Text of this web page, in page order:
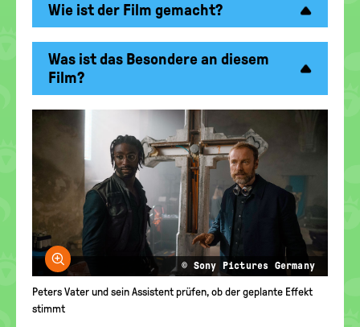
Wie ist der Film gemacht?
Was ist das Besondere an diesem
Film?
Bild vergrößern
© Sony Pictures Germany
Peters Vater und sein Assistent prüfen, ob der geplante Effekt
stimmt